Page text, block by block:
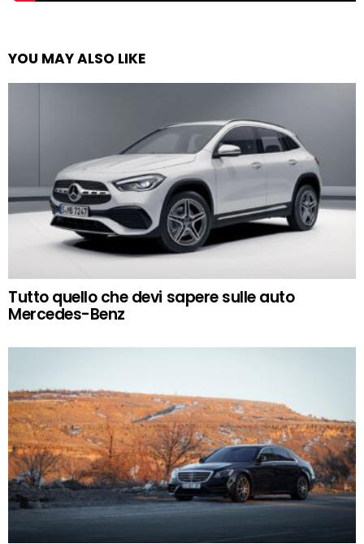
YOU MAY ALSO LIKE
Tutto quello che devi sapere sulle auto
Mercedes-Benz